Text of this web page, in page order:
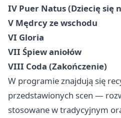
IV Puer Natus (Dziecię się
V Mędrcy ze wschodu
VI Gloria
VII Śpiew aniołów
VIII Coda (Zakończenie)
W programie znajdują się
przedstawionych scen —
stosowane w tradycyjnym